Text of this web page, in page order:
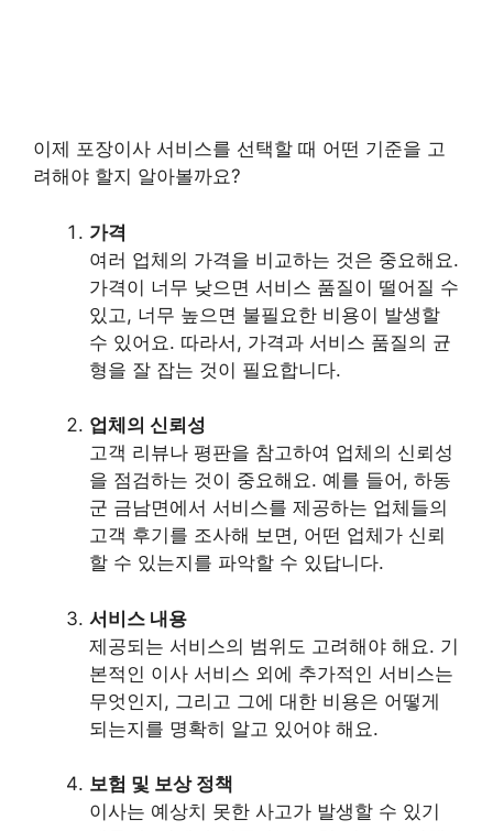
이제 포장이사 서비스를 선택할 때 어떤 기준을 고
려해야 할지 알아볼까요?
가격
여러 업체의 가격을 비교하는 것은 중요해요.
가격이 너무 낮으면 서비스 품질이 떨어질 수
있고, 너무 높으면 불필요한 비용이 발생할
수 있어요. 따라서, 가격과 서비스 품질의 균
형을 잘 잡는 것이 필요합니다.
업체의 신뢰성
고객 리뷰나 평판을 참고하여 업체의 신뢰성
을 점검하는 것이 중요해요. 예를 들어, 하동
군 금남면에서 서비스를 제공하는 업체들의
고객 후기를 조사해 보면, 어떤 업체가 신뢰
할 수 있는지를 파악할 수 있답니다.
서비스 내용
제공되는 서비스의 범위도 고려해야 해요. 기
본적인 이사 서비스 외에 추가적인 서비스는
무엇인지, 그리고 그에 대한 비용은 어떻게
되는지를 명확히 알고 있어야 해요.
보험 및 보상 정책
이사는 예상치 못한 사고가 발생할 수 있기